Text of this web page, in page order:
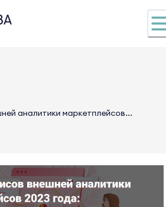
аналитики маркетплейсов...